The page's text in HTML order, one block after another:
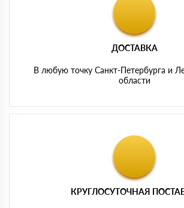
ДОСТАВКА
В любую точку Санкт-Петербурга и
области
КРУГЛОСУТОЧНАЯ